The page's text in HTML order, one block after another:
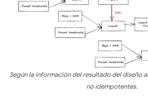
Según la información del resultado del diseño
no idempotentes.